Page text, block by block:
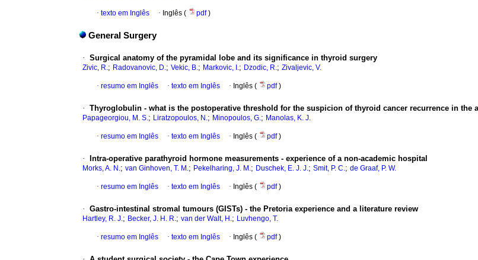
· texto em Inglês · Inglês ( pdf)
General Surgery
· Surgical anatomy of the pyramidal lobe and its significance in thyroid surgery
Zivic, R.; Radovanovic, D.; Vekic, B.; Markovic, I.; Dzodic, R.; Zivaljevic, V.
· resumo em Inglês · texto em Inglês · Inglês ( pdf)
· Thyroglobulin - what is the postoperative threshold for the suspicion of thyroid cancer recurrence in the
Papageorgiou, M. S.; Liratzopoulos, N.; Minopoulos, G.; Manolas, K. J.
· resumo em Inglês · texto em Inglês · Inglês ( pdf)
· Intra-operative parathyroid hormone measurements - experience of a non-academic hospital
Morks, A. N.; van Ginhoven, T. M.; Pekelharing, J. M.; Duschek, E. J. J.; Smit, P. C.; de Graaf, P. W.
· resumo em Inglês · texto em Inglês · Inglês ( pdf)
· Gastro-intestinal stromal tumours (GISTs) - the Pretoria experience and a literature review
Hartley, R. J.; Becker, J. H. R.; van der Walt, H.; Luvhengo, T.
· resumo em Inglês · texto em Inglês · Inglês ( pdf)